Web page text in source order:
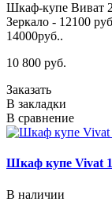
Шкаф-купе Виват
Зеркало - 12100
14000руб..
10 800 руб.
Заказать
В закладки
В сравнение
Шкаф купе Vivat
В наличии